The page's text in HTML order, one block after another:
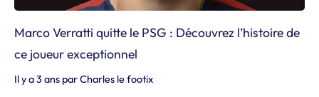
Marco Verratti quitte le PSG : Découvrez l’histoire de
ce joueur exceptionnel
Il y a 3 ans parCharles le footix